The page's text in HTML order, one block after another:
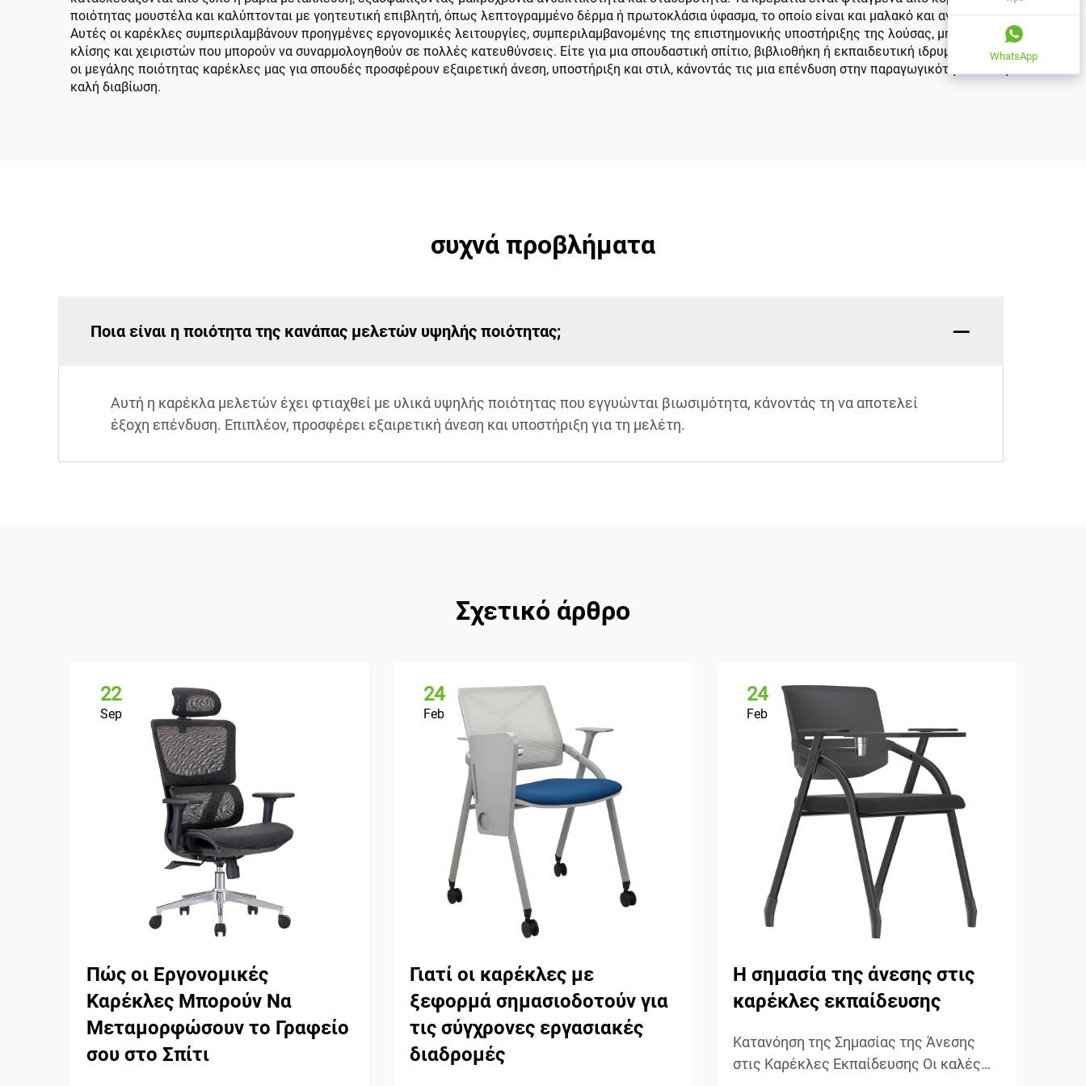
ποιότητας μουστέλα και καλύπτονται με γοητευτική επιβλητή, όπως λεπτογραμμένο δέρμα ή πρωτοκλάσια ύφασμα, το οποίο είναι και μαλακό και ανθεκτικό.
Αυτές οι καρέκλες συμπεριλαμβάνουν προηγμένες εργονομικές λειτουργίες, συμπεριλαμβανομένης της επιστημονικής υποστήριξης της λούσας, μηχανισμών
κλίσης και χειριστών που μπορούν να συναρμολογηθούν σε πολλές κατευθύνσεις. Είτε για μια σπουδαστική σπίτιο, βιβλιοθήκη ή εκπαιδευτική ιδρυματικότητα,
οι μεγάλης ποιότητας καρέκλες μας για σπουδές προσφέρουν εξαιρετική άνεση, υποστήριξη και στιλ, κάνοντάς τις μια επένδυση στην παραγωγικότητα και την
καλή διαβίωση.
συχνά προβλήματα
Ποια είναι η ποιότητα της κανάπας μελετών υψηλής ποιότητας;
Αυτή η καρέκλα μελετών έχει φτιαχθεί με υλικά υψηλής ποιότητας που εγγυώνται βιωσιμότητα, κάνοντάς τη να αποτελεί
έξοχη επένδυση. Επιπλέον, προσφέρει εξαιρετική άνεση και υποστήριξη για τη μελέτη.
Σχετικό άρθρο
22
Sep
Πώς οι Εργονομικές
Καρέκλες Μπορούν Να
Μεταμορφώσουν το Γραφείο
σου στο Σπίτι
24
Feb
Γιατί οι καρέκλες με
ξεφορμά σημασιοδοτούν για
τις σύγχρονες εργασιακές
διαδρομές
24
Feb
Η σημασία της άνεσης στις
καρέκλες εκπαίδευσης
Κατανόηση της Σημασίας της Άνεσης
στις Καρέκλες Εκπαίδευσης Οι καλές
WhatsApp